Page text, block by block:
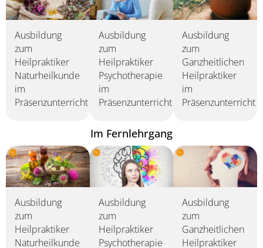
Ausbildung
zum
Heilpraktiker
Naturheilkunde
im
Präsenzunterricht
Ausbildung
zum
Heilpraktiker
Psychotherapie
im
Präsenzunterricht
Ausbildung
zum
Ganzheitlichen
Heilpraktiker
im
Präsenzunterricht
Im Fernlehrgang
Ausbildung
zum
Heilpraktiker
Naturheilkunde
Ausbildung
zum
Heilpraktiker
Psychotherapie
Ausbildung
zum
Ganzheitlichen
Heilpraktiker